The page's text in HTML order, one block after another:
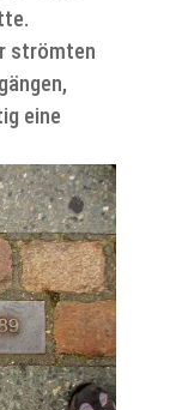
strömten
eine